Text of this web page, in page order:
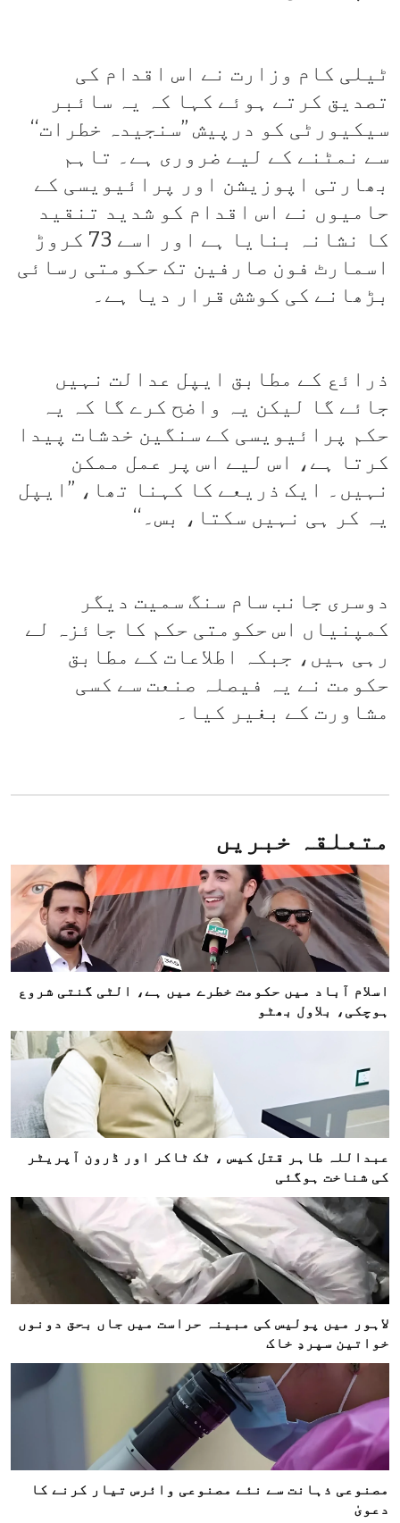
ٹیلی کام وزارت نے اس اقدام کی
تصدیق کرتے ہوئے کہا کہ یہ سائبر
سیکیورٹی کو درپیش ’’سنجیدہ خطرات‘‘
سے نمٹنے کے لیے ضروری ہے۔ تاہم
بھارتی اپوزیشن اور پرائیویسی کے
حامیوں نے اس اقدام کو شدید تنقید
کا نشانہ بنایا ہے اور اسے 73 کروڑ
اسمارٹ فون صارفین تک حکومتی رسائی
بڑھانے کی کوشش قرار دیا ہے۔
ذرائع کے مطابق ایپل عدالت نہیں
جائے گا لیکن یہ واضح کرے گا کہ یہ
حکم پرائیویسی کے سنگین خدشات پیدا
کرتا ہے، اس لیے اس پر عمل ممکن
نہیں۔ ایک ذریعے کا کہنا تھا، ’’ایپل
یہ کر ہی نہیں سکتا، بس۔‘‘
دوسری جانب سام سنگ سمیت دیگر
کمپنیاں اس حکومتی حکم کا جائزہ لے
رہی ہیں، جبکہ اطلاعات کے مطابق
حکومت نے یہ فیصلہ صنعت سے کسی
مشاورت کے بغیر کیا۔
متعلقہ خبریں
اسلام آباد میں حکومت خطرے میں ہے، الٹی گنتی شروع
ہوچکی، بلاول بھٹو
عبداللہ طاہر قتل کیس ، ٹک ٹاکر اور ڈرون آپریٹر
کی شناخت ہوگئی
لاہور میں پولیس کی مبینہ حراست میں جاں بحق دونوں
خواتین سپردِ خاک
مصنوعی ذہانت سے نئے مصنوعی وائرس تیار کرنے کا
دعویٰ